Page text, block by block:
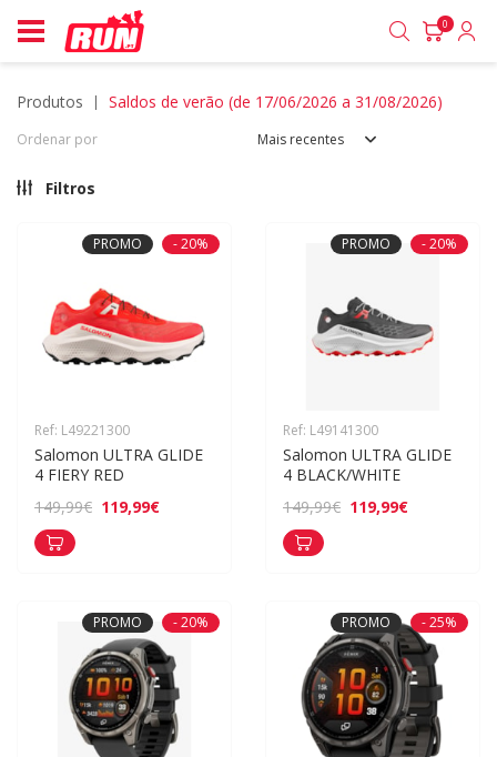
0
produtos saldos de verão (de 17/06/2026 a 31/08/2026)
Ordenar por Mais recentes
Filtros
PROMO - 20%
Ref: L49221300
Salomon ULTRA GLIDE
4 FIERY RED
149,99€ 119,99€
PROMO - 20%
Ref: L49141300
Salomon ULTRA GLIDE
4 BLACK/WHITE
149,99€ 119,99€
PROMO - 20% PROMO - 25%